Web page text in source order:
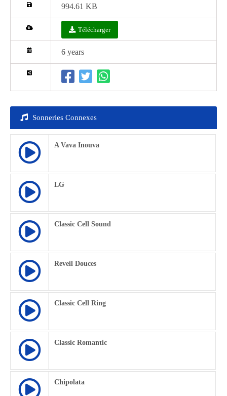
994.61 KB
Télécharger
6 years
Sonneries Connexes
A Vava Inouva
LG
Classic Cell Sound
Reveil Douces
Classic Cell Ring
Classic Romantic
Chipolata